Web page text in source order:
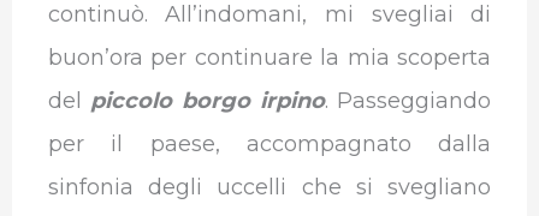
continuò. All’indomani, mi svegliai di
buon’ora per continuare la mia scoperta
del piccolo borgo irpino. Passeggiando
per il paese, accompagnato dalla
sinfonia degli uccelli che si svegliano